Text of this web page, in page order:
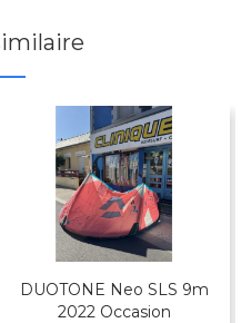
DUOTONE Neo SLS 9m
2022 Occasion